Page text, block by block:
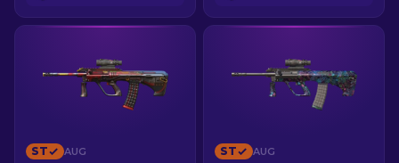
ST AUG ST AUG